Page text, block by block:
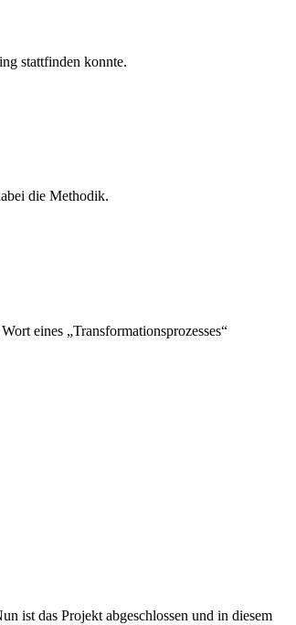
stattfinden konnte.
die Methodik.
eines „Transformationsprozesses“
ist das Projekt abgeschlossen und in diesem